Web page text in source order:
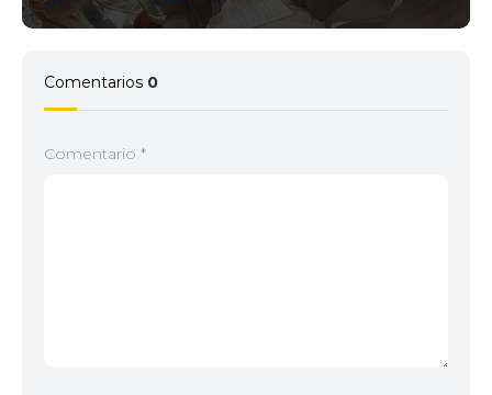
Comentarios 0
Comentario *